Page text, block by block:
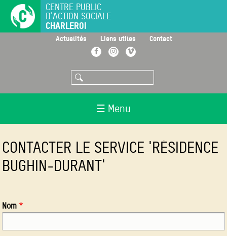
principal
CENTRE PUBLIC
D'ACTION SOCIALE
CHARLEROI
Actualités Liens utiles Contact
FacebookInstagramVimeo
Rechercher
☰ Menu
CONTACTER LE SERVICE 'RÉSIDENCE
BUGHIN-DURANT'
Nom